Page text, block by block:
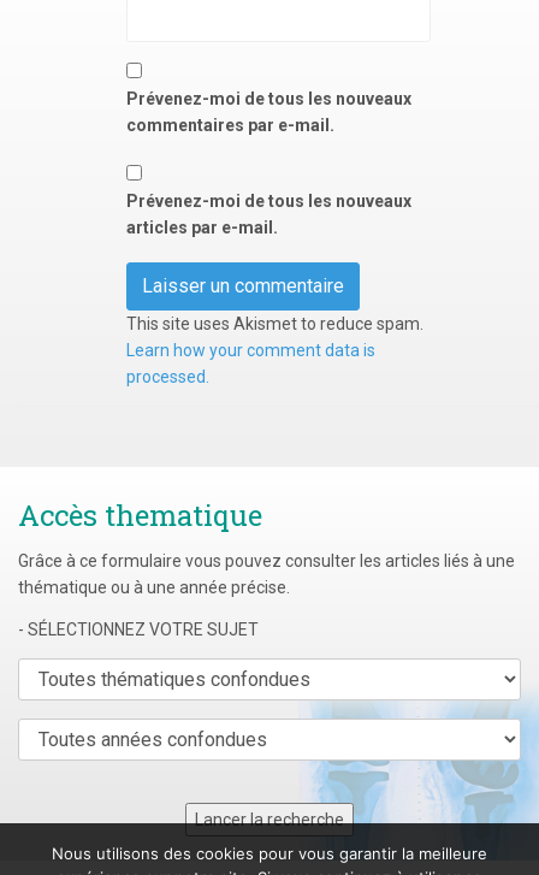
Prévenez-moi de tous les nouveaux
commentaires par e-mail.
Prévenez-moi de tous les nouveaux
articles par e-mail.
This site uses Akismet to reduce spam.
Learn how your comment data is
processed.
Accès thematique
Grâce à ce formulaire vous pouvez consulter les articles liés à une
thématique ou à une année précise.
- SÉLECTIONNEZ VOTRE SUJET
Nous utilisons des cookies pour vous garantir la meilleure